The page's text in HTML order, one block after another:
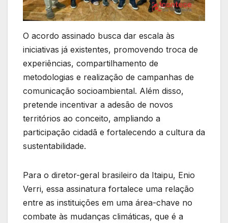
O acordo assinado busca dar escala às
iniciativas já existentes, promovendo troca de
experiências, compartilhamento de
metodologias e realização de campanhas de
comunicação socioambiental. Além disso,
pretende incentivar a adesão de novos
territórios ao conceito, ampliando a
participação cidadã e fortalecendo a cultura da
sustentabilidade.
Para o diretor-geral brasileiro da Itaipu, Enio
Verri, essa assinatura fortalece uma relação
entre as instituições em uma área-chave no
combate às mudanças climáticas, que é a